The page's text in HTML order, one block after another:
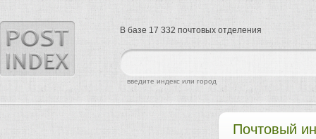
Почтовый
найти
введите индекс или город
В базе 17 332 почтовых отделения